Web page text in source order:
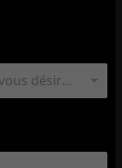
Indiquez-nous à quel département vous désirez vous adresser